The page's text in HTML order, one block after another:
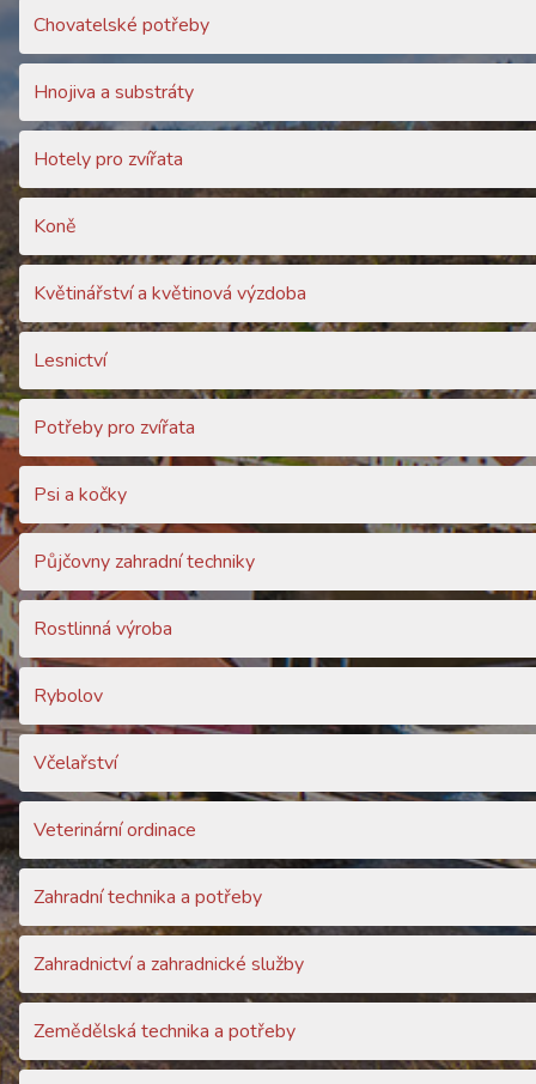
Chovatelské potřeby
Hnojiva a substráty
Hotely pro zvířata
Koně
Květinářství a květinová výzdoba
Lesnictví
Potřeby pro zvířata
Psi a kočky
Půjčovny zahradní techniky
Rostlinná výroba
Rybolov
Včelařství
Veterinární ordinace
Zahradní technika a potřeby
Zahradnictví a zahradnické služby
Zemědělská technika a potřeby